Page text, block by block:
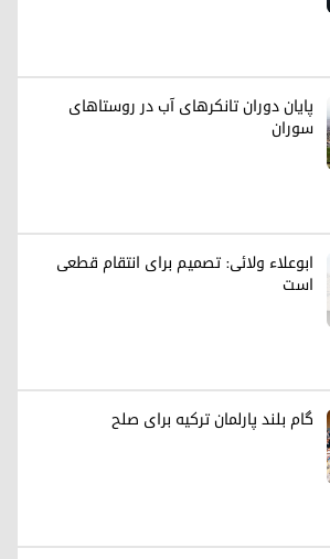
پایان دوران تانکرهای آب در روستاهای
سوران
ابوعلاء ولائی: تصمیم برای انتقام قطعی
است
گام بلند پارلمان ترکیه برای صلح